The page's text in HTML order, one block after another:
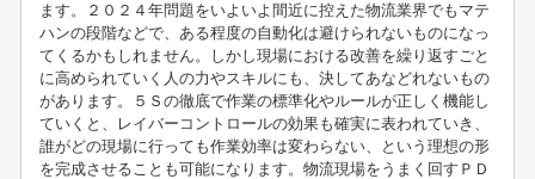
ます。２０２４年問題をいよいよ間近に控えた物流業界でもマテ
ハンの段階などで、ある程度の自動化は避けられないものになっ
てくるかもしれません。しかし現場における改善を繰り返すごと
に高められていく人の力やスキルにも、決してあなどれないもの
があります。５Ｓの徹底で作業の標準化やルールが正しく機能し
ていくと、レイバーコントロールの効果も確実に表われていき、
誰がどの現場に行っても作業効率は変わらない、という理想の形
を完成させることも可能になります。物流現場をうまく回すＰＤ